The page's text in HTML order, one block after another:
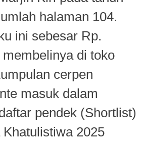
halaman 104.
ini sebesar Rp.
di toko
cerpen
masuk dalam
pendek (Shortlist)
2025